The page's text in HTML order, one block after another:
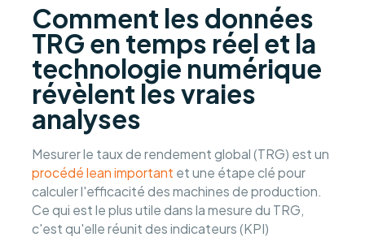
Comment les données
TRG en temps réel et la
technologie numérique
révèlent les vraies
analyses
Mesurer le taux de rendement global (TRG) est un
procédé lean important et une étape clé pour
calculer l'efficacité des machines de production.
Ce qui est le plus utile dans la mesure du TRG,
c'est qu'elle réunit des indicateurs (KPI)